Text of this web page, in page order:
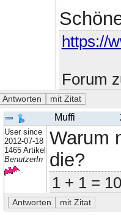
https://
Forum
Muffi
User since
2012-07-18
1465 Artikel
BenutzerIn
Warum
die?
1 + 1 = 10